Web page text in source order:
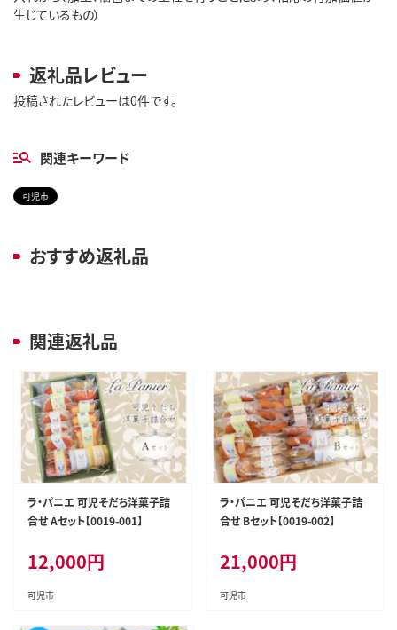
生じているもの）
返礼品レビュー
投稿されたレビューは0件です。
関連キーワード
可児市
おすすめ返礼品
関連返礼品
ラ・パニエ 可児そだち洋菓子詰
合せ Aセット【0019-001】
12,000円
可児市
ラ・パニエ 可児そだち洋菓子詰
合せ Bセット【0019-002】
21,000円
可児市